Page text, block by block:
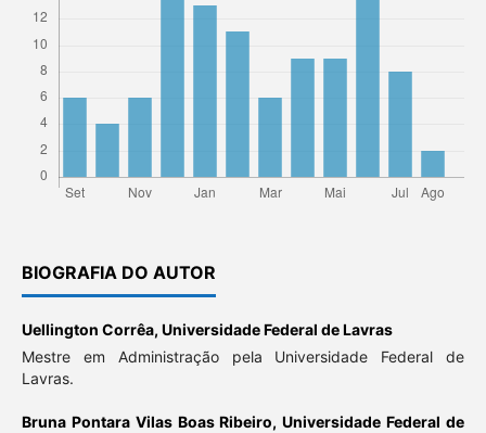
BIOGRAFIA DO AUTOR
Uellington Corrêa, Universidade Federal de Lavras
Mestre em Administração pela Universidade Federal de
Lavras.
Bruna Pontara Vilas Boas Ribeiro,Universidade Federal de